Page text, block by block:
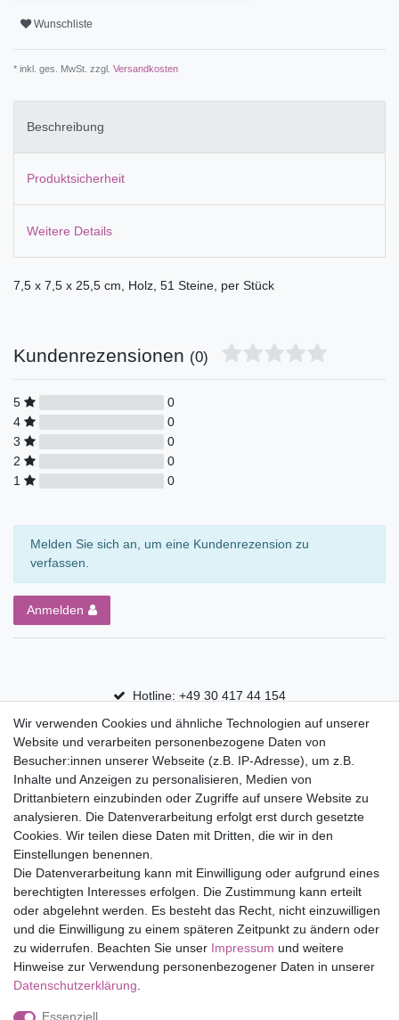
Wunschliste
* inkl. ges. MwSt. zzgl. Versandkosten
Beschreibung
Produktsicherheit
Weitere Details
7,5 x 7,5 x 25,5 cm, Holz, 51 Steine, per Stück
Kundenrezensionen (0)
5
0
4
0
3
0
2
0
1
0
Melden Sie sich an, um eine Kundenrezension zu
verfassen.
Anmelden
Hotline: +49 30 417 44 154
30 Tage Rückgaberecht
Versandfrei ab 75 € in Deutschland
Top Marken
Eduplay
Folia Bringmann
Shop
Mein Konto
Service
Versandkosten
Wir verwenden Cookies und ähnliche Technologien auf unserer
Website und verarbeiten personenbezogene Daten von
Besucher:innen unserer Webseite (z.B. IP-Adresse), um z.B.
Inhalte und Anzeigen zu personalisieren, Medien von
Drittanbietern einzubinden oder Zugriffe auf unsere Website zu
analysieren. Die Datenverarbeitung erfolgt erst durch gesetzte
Cookies. Wir teilen diese Daten mit Dritten, die wir in den
Einstellungen benennen.
Die Datenverarbeitung kann mit Einwilligung oder aufgrund eines
berechtigten Interesses erfolgen. Die Zustimmung kann erteilt
oder abgelehnt werden. Es besteht das Recht, nicht einzuwilligen
und die Einwilligung zu einem späteren Zeitpunkt zu ändern oder
zu widerrufen. Beachten Sie unser Impressum und weitere
Hinweise zur Verwendung personenbezogener Daten in unserer
Daten­schutz­erklärung
Essenziell